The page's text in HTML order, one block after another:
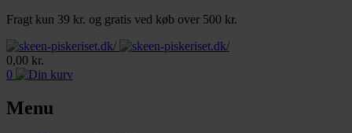
Fragt kun 39 kr. og gratis ved køb over 500 kr.
0,00 kr.
0
Menu